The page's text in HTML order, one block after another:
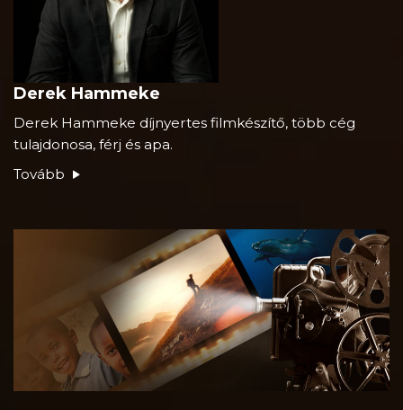
Derek Hammeke
Derek Hammeke díjnyertes filmkészítő, több cég
tulajdonosa, férj és apa.
Tovább